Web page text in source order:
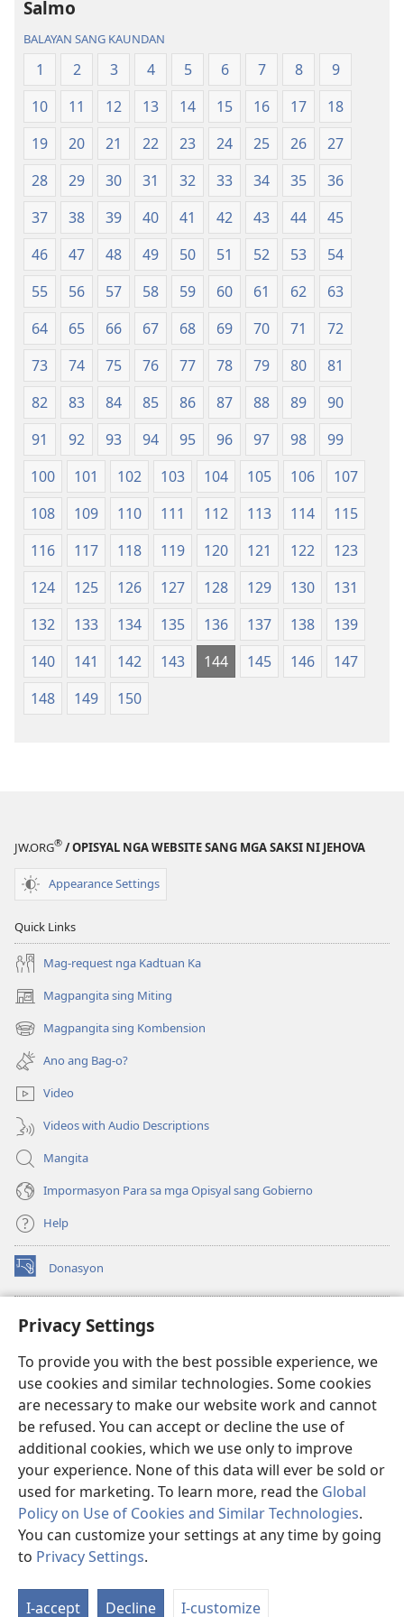
Privacy Settings
To provide you with the best possible experience, we
use cookies and similar technologies. Some cookies
are necessary to make our website work and cannot
be refused. You can accept or decline the use of
additional cookies, which we use only to improve
your experience. None of this data will ever be sold or
used for marketing. To learn more, read the Global
Policy on Use of Cookies and Similar Technologies.
You can customize your settings at any time by going
to Privacy Settings.
I-accept Decline I-customize
nga
Badbad
sang
Balaan
nga
Kasulatan
(2014 nga
Edisyon)
Badbad
sang
Balaan
nga
Kasulatan
(2014 nga
Edisyon)
Salmo
BALAYAN SANG KAUNDAN
1 2 3 4 5 6 7 8
9
10
11 12 13 14 15 16 17
18
19
20 21 22 23 24 25 26
27
28
29 30 31 32 33 34 35
36
37
38 39 40 41 42 43 44
45
46
47 48 49 50 51 52 53
54
55
56 57 58 59 60 61 62
63
64
65 66 67 68 69 70 71
72
73
74 75 76 77 78 79 80
81
82
83 84 85 86 87 88 89
90
91
92 93 94 95 96 97 98
99
100
101 102 103 104 105 106
107
108
109 110 111 112 113 114
115
116
117 118 119 120 121 122
123
124
125 126 127 128 129 130
131
132
133 134 135 136 137 138
139
140
141 142 143 144 145 146
147
148
149 150
JW.ORG® / OPISYAL NGA WEBSITE SANG MGA SAKSI NI JEHOVA
Appearance Settings
Quick Links
Mag-request nga Kadtuan Ka
Magpangita sing Miting
(opens
new
window)
Magpangita sing Kombension
(opens
new
window)
Ano ang Bag-o?
Video
Videos with Audio Descriptions
Mangita
Impormasyon Para sa mga Opisyal sang Gobierno
Help
Donasyon
(opens
new
Watchtower ONLINE LIBRARY™
(opens
window)JW Hub
(opens
new
window)JW Library
Watchtower Library
Copyright© 2026 Watch Tower Bible and Tract Society of Pennsylvania.
MGA KASUGTANAN SA PAGGAMIT